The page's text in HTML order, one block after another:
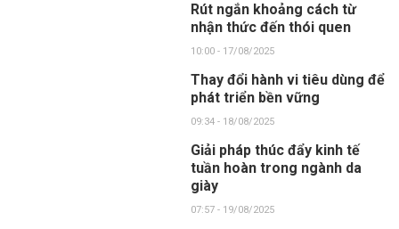
Rút ngắn khoảng cách từ
nhận thức đến thói quen
10:00 - 17/08/2025
Thay đổi hành vi tiêu dùng để
phát triển bền vững
09:34 - 18/08/2025
Giải pháp thúc đẩy kinh tế
tuần hoàn trong ngành da
giày
07:57 - 19/08/2025